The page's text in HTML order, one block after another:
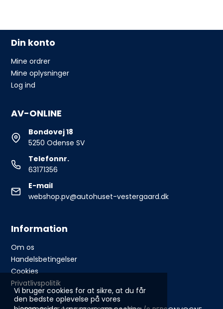
Vi bruger cookies for at sikre, at du får
den bedste oplevelse på vores
Din konto
Mine ordrer
Mine oplysninger
Log ind
AV-ONLINE
Bondovej 18
5250 Odense SV
Telefonnr.
63171356
E-mail
webshop.pv@autohuset-vestergaard.dk
Information
Om os
Handelsbetingelser
Cookies
Privatlivspolitik